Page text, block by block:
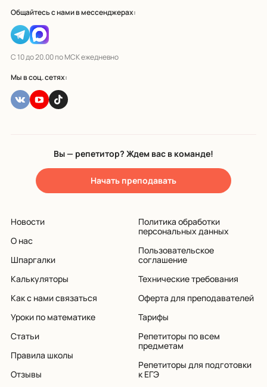
Общайтесь с нами в мессенджерах:
С 10 до 20.00 по МСК ежедневно
Мы в соц. сетях:
Вы — репетитор? Ждем вас в команде!
Начать преподавать
Новости
О нас
Шпаргалки
Калькуляторы
Как с нами связаться
Уроки по математике
Статьи
Правила школы
Отзывы
Политика обработки
персональных данных
Пользовательское
соглашение
Технические требования
Оферта для преподавателей
Тарифы
Репетиторы по всем
предметам
Репетиторы для подготовки
к ЕГЭ